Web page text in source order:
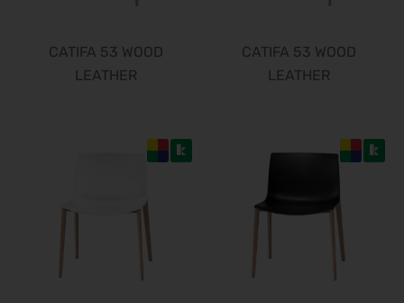
CATIFA 53 WOOD
LEATHER
CATIFA 53 WOOD
LEATHER